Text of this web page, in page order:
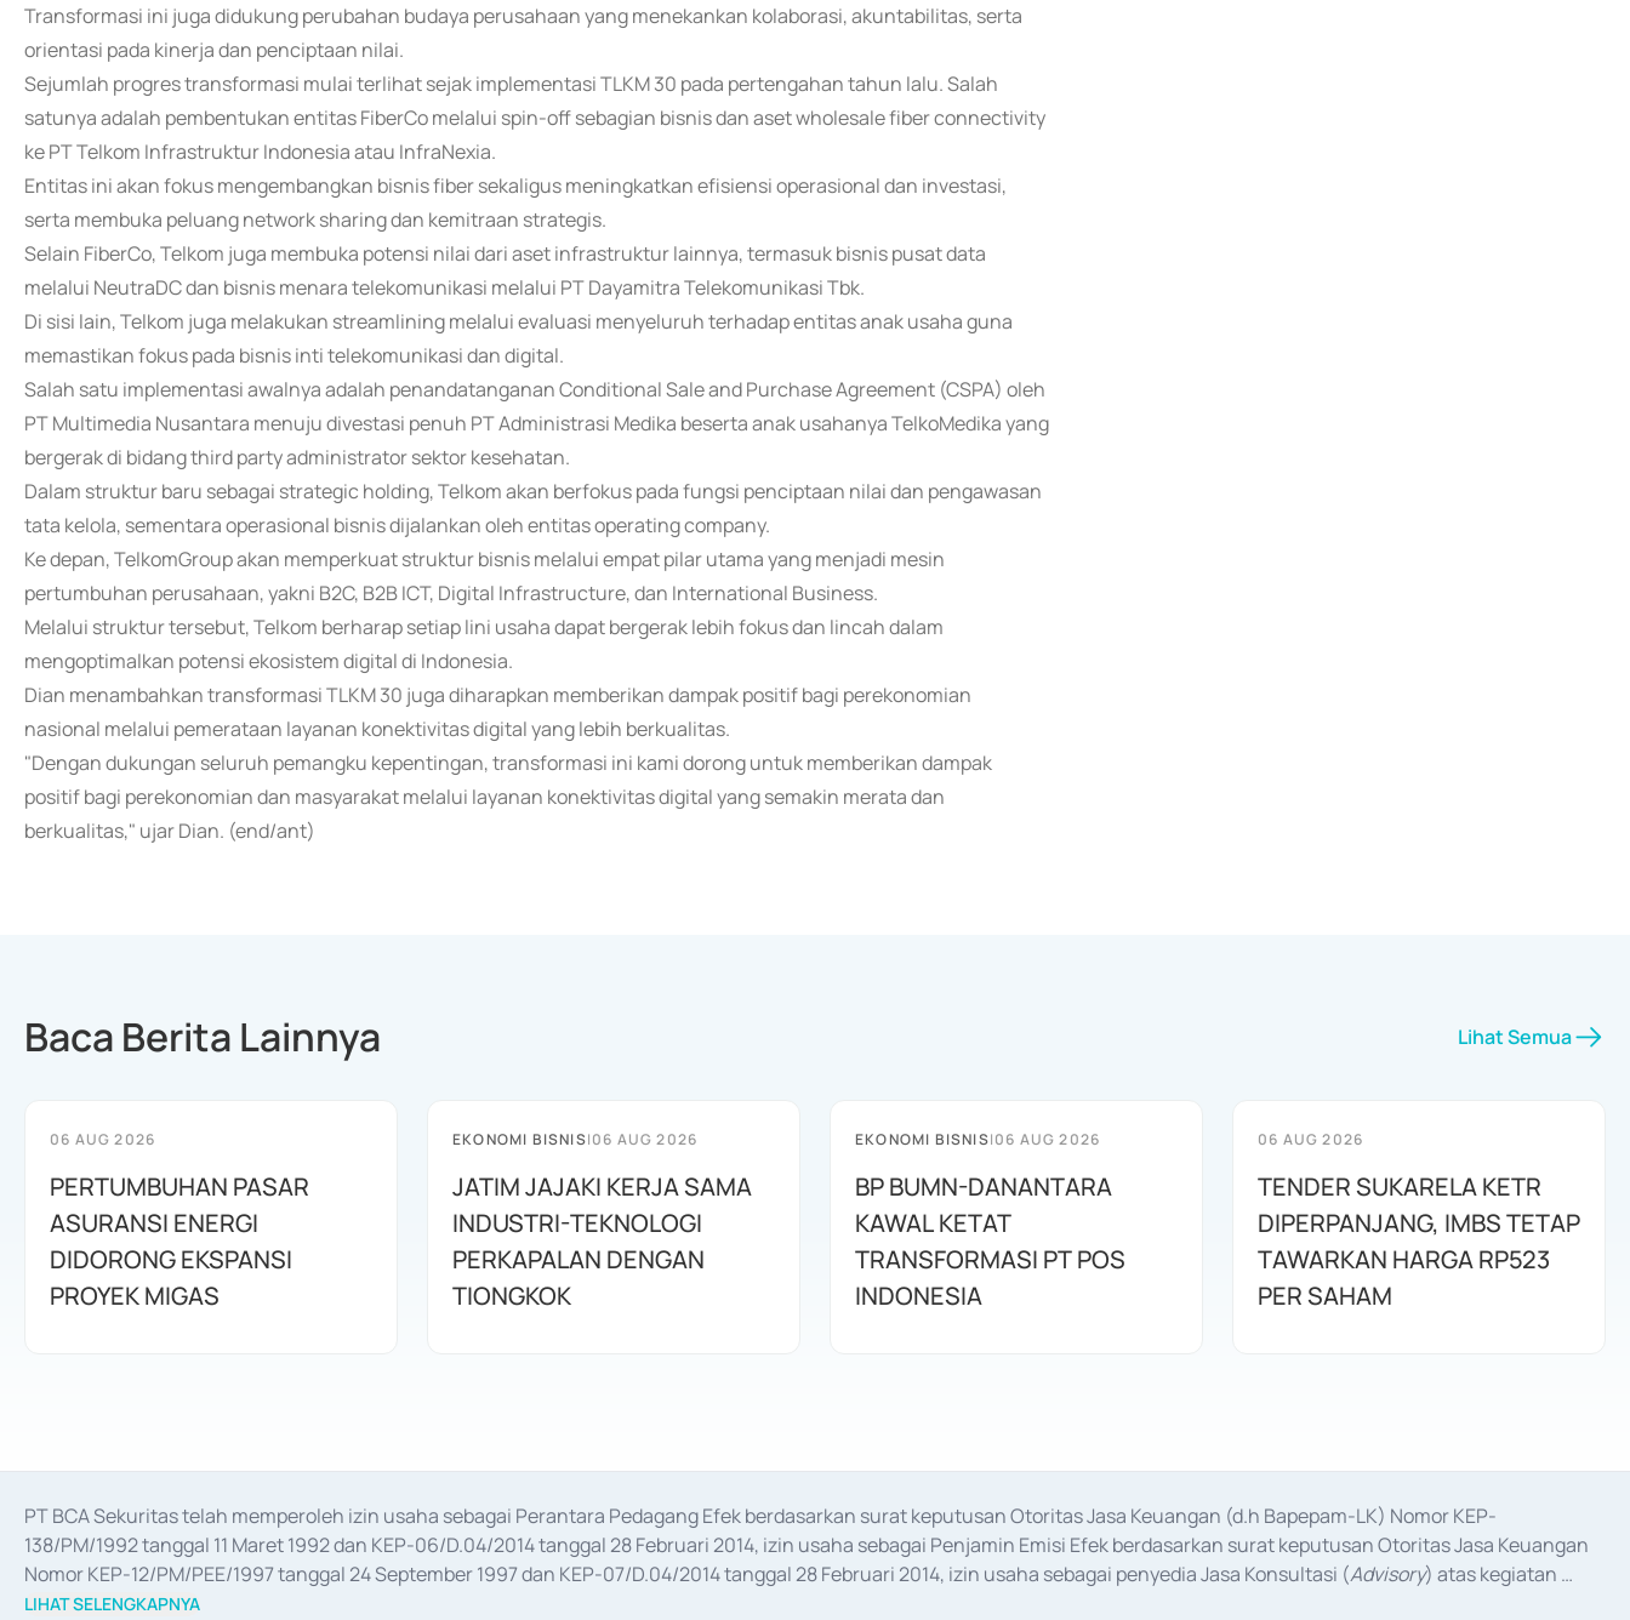
Transformasi ini juga didukung perubahan budaya perusahaan yang menekankan kolaborasi, akuntabilitas, serta
orientasi pada kinerja dan penciptaan nilai.
Sejumlah progres transformasi mulai terlihat sejak implementasi TLKM 30 pada pertengahan tahun lalu. Salah
satunya adalah pembentukan entitas FiberCo melalui spin-off sebagian bisnis dan aset wholesale fiber connectivity
ke PT Telkom Infrastruktur Indonesia atau InfraNexia.
Entitas ini akan fokus mengembangkan bisnis fiber sekaligus meningkatkan efisiensi operasional dan investasi,
serta membuka peluang network sharing dan kemitraan strategis.
Selain FiberCo, Telkom juga membuka potensi nilai dari aset infrastruktur lainnya, termasuk bisnis pusat data
melalui NeutraDC dan bisnis menara telekomunikasi melalui PT Dayamitra Telekomunikasi Tbk.
Di sisi lain, Telkom juga melakukan streamlining melalui evaluasi menyeluruh terhadap entitas anak usaha guna
memastikan fokus pada bisnis inti telekomunikasi dan digital.
Salah satu implementasi awalnya adalah penandatanganan Conditional Sale and Purchase Agreement (CSPA) oleh
PT Multimedia Nusantara menuju divestasi penuh PT Administrasi Medika beserta anak usahanya TelkoMedika yang
bergerak di bidang third party administrator sektor kesehatan.
Dalam struktur baru sebagai strategic holding, Telkom akan berfokus pada fungsi penciptaan nilai dan pengawasan
tata kelola, sementara operasional bisnis dijalankan oleh entitas operating company.
Ke depan, TelkomGroup akan memperkuat struktur bisnis melalui empat pilar utama yang menjadi mesin
pertumbuhan perusahaan, yakni B2C, B2B ICT, Digital Infrastructure, dan International Business.
Melalui struktur tersebut, Telkom berharap setiap lini usaha dapat bergerak lebih fokus dan lincah dalam
mengoptimalkan potensi ekosistem digital di Indonesia.
Dian menambahkan transformasi TLKM 30 juga diharapkan memberikan dampak positif bagi perekonomian
nasional melalui pemerataan layanan konektivitas digital yang lebih berkualitas.
"Dengan dukungan seluruh pemangku kepentingan, transformasi ini kami dorong untuk memberikan dampak
positif bagi perekonomian dan masyarakat melalui layanan konektivitas digital yang semakin merata dan
berkualitas," ujar Dian. (end/ant)
Baca Berita Lainnya Lihat Semua
06 AUG 2026
PERTUMBUHAN PASAR
ASURANSI ENERGI
DIDORONG EKSPANSI
PROYEK MIGAS
EKONOMI BISNIS|06 AUG 2026
JATIM JAJAKI KERJA SAMA
INDUSTRI-TEKNOLOGI
PERKAPALAN DENGAN
TIONGKOK
EKONOMI BISNIS|06 AUG 2026
BP BUMN-DANANTARA
KAWAL KETAT
TRANSFORMASI PT POS
INDONESIA
06 AUG 2026
TENDER SUKARELA KETR
DIPERPANJANG, IMBS TETAP
TAWARKAN HARGA RP523
PER SAHAM
PT BCA Sekuritas telah memperoleh izin usaha sebagai Perantara Pedagang Efek berdasarkan surat keputusan Otoritas Jasa Keuangan (d.h Bapepam-LK) Nomor KEP-
138/PM/1992 tanggal 11 Maret 1992 dan KEP-06/D.04/2014 tanggal 28 Februari 2014, izin usaha sebagai Penjamin Emisi Efek berdasarkan surat keputusan Otoritas Jasa Keuangan
Nomor KEP-12/PM/PEE/1997 tanggal 24 September 1997 dan KEP-07/D.04/2014 tanggal 28 Februari 2014, izin usaha sebagai penyedia Jasa Konsultasi (Advisory) atas kegiatan
merger, akuisisi, divestasi, dan
LIHAT SELENGKAPNYA